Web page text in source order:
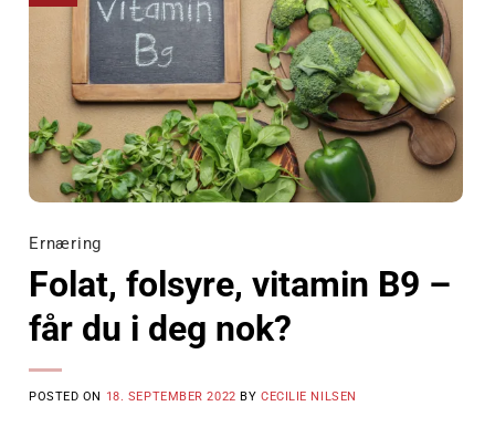
Ernæring
Folat, folsyre, vitamin B9 –
får du i deg nok?
POSTED ON 18. SEPTEMBER 2022 BY CECILIE NILSEN